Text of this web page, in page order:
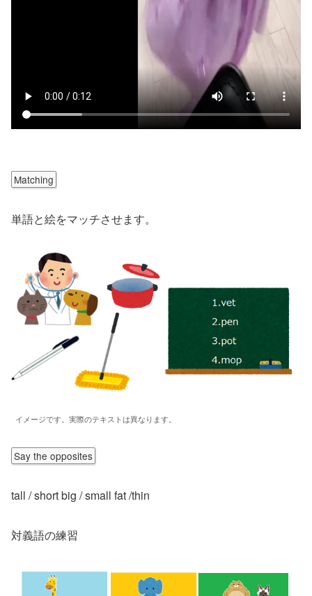
Matching
単語と絵をマッチさせます。
イメージです。実際のテキストは異なります。
Say the opposites
tall / short big / small fat /thin
対義語の練習